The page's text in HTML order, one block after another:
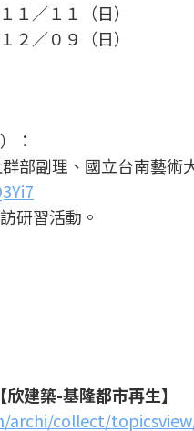
１／１１（日）
２／０９（日）
：
部副理、國立台南藝術
研習活動。
建築-基隆都市再生】
collect/